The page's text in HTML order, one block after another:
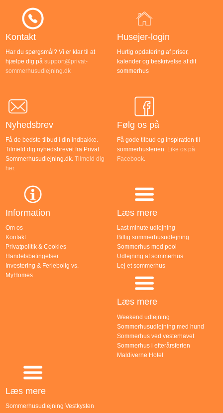
Kontakt
Har du spørgsmål? Vi er klar til at
hjælpe dig på support@privat-
sommerhusudlejning.dk
Husejer-login
Hurtig opdatering af priser,
kalender og beskrivelse af dit
sommerhus
Nyhedsbrev
Få de bedste tilbud i din indbakke.
Tilmeld dig nyhedsbrevet fra Privat
Sommerhusudlejning.dk.Tilmeld dig
her.
Følg os på
Få gode tilbud og inspiration til
sommerhusferien. Like os på
Facebook.
Information
Om os
Kontakt
Privatpolitik & Cookies
Handelsbetingelser
Investering & Feriebolig vs.
MyHomes
Læs mere
Last minute udlejning
Billig sommerhusudlejning
Sommerhus med pool
Udlejning af sommerhus
Lej et sommerhus
Læs mere
Weekend udlejning
Sommerhusudlejning med hund
Sommerhus ved vesterhavet
Sommerhus i efterårsferien
Maldiverne Hotel
Læs mere
Sommerhusudlejning Vestkysten